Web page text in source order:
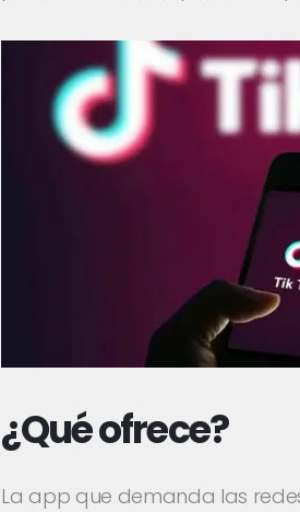
¿Qué ofrece?
La app que demanda las